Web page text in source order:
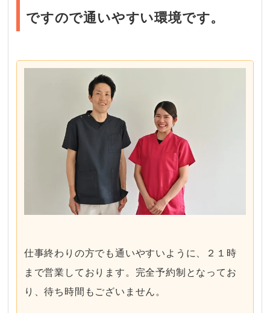
ですので通いやすい環境です。
仕事終わりの方でも通いやすいように、２１時
まで営業しております。完全予約制となってお
り、待ち時間もございません。